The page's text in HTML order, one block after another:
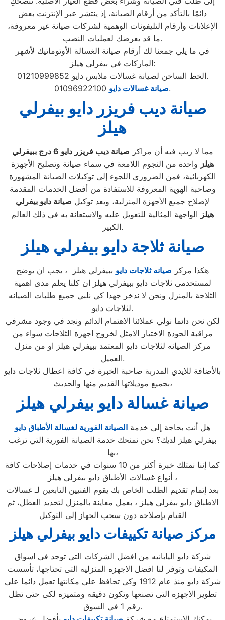
دائمًا بالتأكد من أرقام الصيانة، إذ ينتشر عبر الإنترنت بعض
الإعلانات وأرقام التليفونات الوهمية لشركات صيانة غير معروفة،
ما قد يعرضك لعمليات النصب.
في ما يلي جمعنا لك أرقام صيانة الغسالة الأوتوماتيك لأشهر
الماركات في بيفرلي هيلز:
الخط الساخن لصيانة غسالات ملابس دايو 01210999852.
صيانة غسالات دايو01096922100.
صيانة ديب فريزر دايو بيفرلي
هيلز
مما لا ريب فيه أن مراكز صيانة ديب فريزر دايو
درج ببيفرلي
هيلز واحدة من النجوم اللامعة في سماء صيانة وتصليح الأجهزة
الكهربائية، فمن الضروري اللجوء إلى توكيلات الصيانة المشهورة
وصاحبة الهوية المعروفة للاستفادة من أفضل الخدمات المقدمة
لإصلاح جميع الأجهزة المنزلية، ويعد توكيل صيانة دايو بيفرلي
هيلز الواجهة المثالية للتعويل عليه والاستعانة به في ذلك العالم
الكبير.
صيانة ثلاجة دايو بيفرلي هيلز
هكذا مركز صيانه ثلاجات دايو ببيفرلي هيلز ، يجب ان يوضح
لمستخدمى ثلاجات دايو ببيفرلي هيلز ان كلنا يعلم مدى اهمية
الثلاجة بالمنزل ونحن لا ندخر جهدا كي نلبي جميع طلبات الصيانه
لثلاجات دايو.
لكن نحن دائما نولي عملائنا الاهتمام الدائم ونجد في وجود مشرفي
مراقبة الجودة الاختيار الامثل لخروج اجهزة الثلاجات سواء من
مركز الصيانه لثلاجات دايو المعتمد ببيفرلي هيلز او من منزل
العميل.
بالأضافة للايدي المدربة صاحبة الخبرة في كافة اعطال ثلاجات دايو
بجميع موديلاتها القديم منها والحديث،
صيانة غسالة دايو بيفرلي هيلز
هل أنت بحاجة إلى خدمة الصيانة الفورية لغسالة الأطباق دايو
بيفرلي هيلز لديك؟ نحن نمنحك خدمة الصيانة الفورية التي ترغب
بها،
كما إننا نمتلك خبرة أكثر من 10 سنوات في خدمات إصلاحات كافة
أنواع غسالات الأطباق دايو بيفرلي هيلز ،
بعد إتمام تقديم الطلب الخاص بك يقوم الفنيين التابعين لـ غسالات
الاطباق دايو بيفرلي هيلز ، بعمل معاينة بالمنزل لتحديد العطل، ثم
القيام بإصلاحه دون سحب الجهاز إلى التوكيل
مركز صيانة تكييفات دايو بيفرلي هيلز
شركة دايو اليابانيه من افضل الشركات التى توجد فى اسواق
المكيفات وتوفر لنا افضل الاجهزه المنزليه التى تحتاجها، تأسست
شركة دايو منذ عام 1912 وكى تحافظ على مكانتها تعمل دائما على
تطوير الاجهزه التى تصنعها وتكون دقيقه ومتميزه لكى حتى تظل
رقم 1 في السوق.